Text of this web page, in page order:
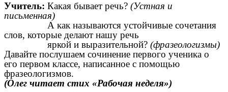
Учитель: Какая бывает речь? (Устная и
письменная)
А как называются устойчивые сочетания
слов, которые делают нашу речь
яркой и выразительной? (фразеологизмы)
Давайте послушаем сочинение первого ученика о
его первом классе, написанное с помощью
фразеологизмов.
(Олег читает стих «Рабочая неделя»)